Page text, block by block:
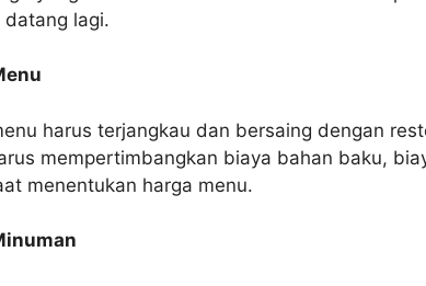
lagi.
harus terjangkau dan bersaing dengan
mempertimbangkan biaya bahan baku,
menentukan harga menu.